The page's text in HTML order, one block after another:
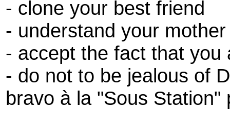
- clone your best friend
- understand your mother
- accept the fact that you
- do not to be jealous of
bravo à la "Sous Station"